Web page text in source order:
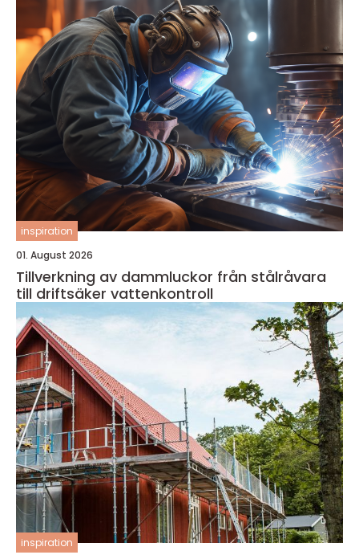
inspiration
01. August 2026
Tillverkning av dammluckor från stålråvara
till driftsäker vattenkontroll
inspiration